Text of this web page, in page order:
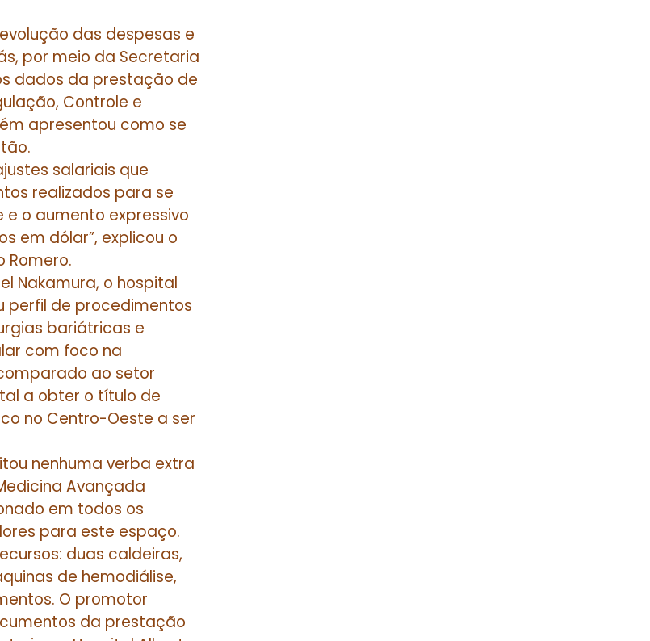
das despesas e
por meio da Secretaria
dados da prestação de
Controle e
apresentou como se
salariais que
realizados para se
o aumento expressivo
em dólar”, explicou o
Romero.
Nakamura, o hospital
perfil de procedimentos
bariátricas e
com foco na
ao setor
a obter o título de
no Centro-Oeste a ser
nenhuma verba extra
Avançada
em todos os
para este espaço.
duas caldeiras,
de hemodiálise,
O promotor
da prestação